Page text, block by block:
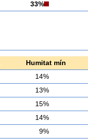
33%
Humitat mín
14%
13%
15%
14%
9%